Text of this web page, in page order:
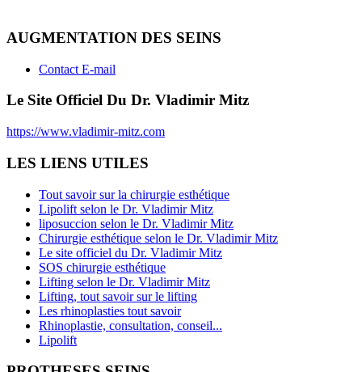
AUGMENTATION DES SEINS
Contact E-mail
Le Site Officiel Du Dr. Vladimir Mitz
https://www.vladimir-mitz.com
LES LIENS UTILES
Tout savoir sur la chirurgie esthétique
Lipolift selon le Dr. Vladimir Mitz
liposuccion selon le Dr. Vladimir Mitz
Chirurgie esthétique selon le Dr. Vladimir Mitz
Le site officiel du Dr. Vladimir Mitz
SOS chirurgie esthétique
Lifting selon le Dr. Vladimir Mitz
Lifting, tout savoir sur le lifting
Les rhinoplasties tout savoir
Rhinoplastie, consultation, conseil...
Lipolift